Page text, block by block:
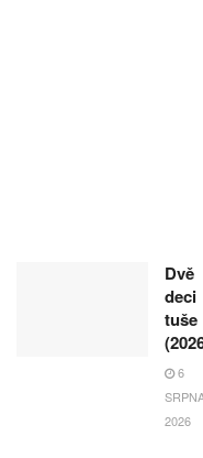
Dvě
deci
tuše
6
2026